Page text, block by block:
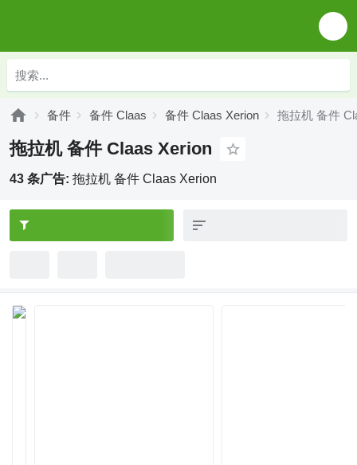
备件 备件 Claas 备件 Claas Xerion 拖拉机 备件
拖拉机 备件 Claas Xerion
43 条广告: 拖拉机 备件 Claas Xerion